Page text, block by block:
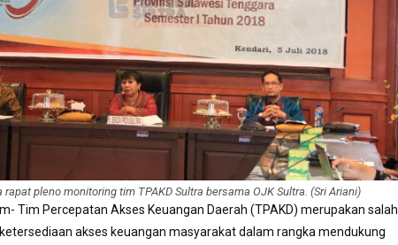
rapat pleno monitoring tim TPAKD Sultra bersama OJK Sultra. (Sri Ariani)
Tim Percepatan Akses Keuangan Daerah (TPAKD) merupakan salah
akses keuangan masyarakat dalam rangka mendukung